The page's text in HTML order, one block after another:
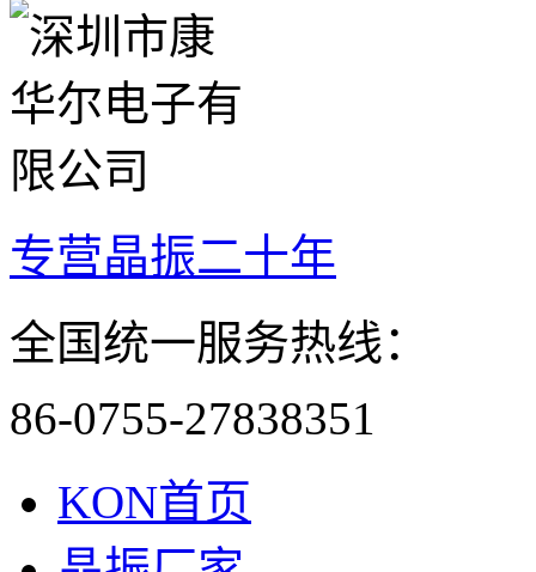
专营晶振二十年
全国统一服务热线：
86-0755-27838351
KON首页